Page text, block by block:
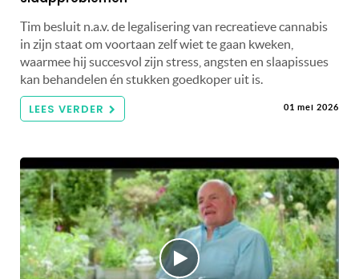
Tim besluit n.a.v. de legalisering van recreatieve cannabis
in zijn staat om voortaan zelf wiet te gaan kweken,
waarmee hij succesvol zijn stress, angsten en slaapissues
kan behandelen én stukken goedkoper uit is.
LEES VERDER 01 mei 2026